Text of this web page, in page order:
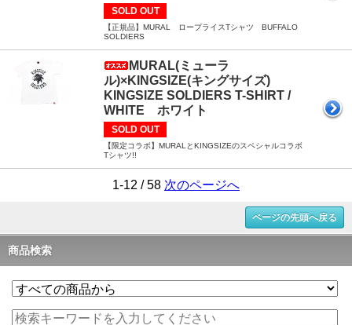
SOLD OUT
【正規品】MURAL ロープライスTシャツ BUFFALO
SOLDIERS
MURAL(ミューラ
ル)×KINGSIZE(キングサイズ)
KINGSIZE SOLDIERS T-SHIRT /
WHITE ホワイト
SOLD OUT
【限定コラボ】MURALとKINGSIZEのスペシャルコラボ
Tシャツ!!
1-12 / 58 次のページへ
ページの先頭へ戻る
商品検索